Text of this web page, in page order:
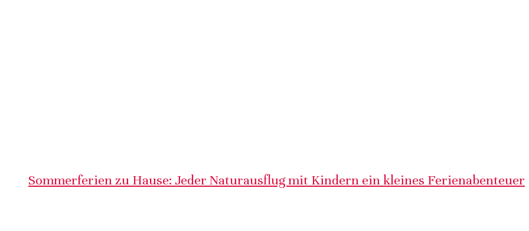
Sommerferien zu Hause: Jeder Naturausflug mit Kindern ein kleines Ferienabenteuer